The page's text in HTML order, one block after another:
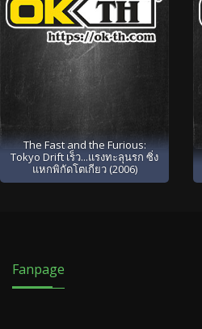
The Fast and the Furious:
Tokyo Drift เร็ว...แรงทะลุนรก ซิ่ง
แหกพิกัดโตเกียว (2006)
Fanpage